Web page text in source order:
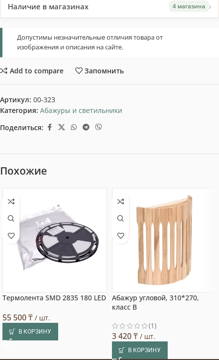
Наличие в магазинах 4 магазина ›
Допустимы незначительные отличия товара от
изображения и описания на сайте.
Add to compare Запомнить
Артикул: 00-323
Категория: Абажуры и светильники
Поделиться:
Похожие
Термолента SMD 2835 180 LED
55 500₸ / шт.
В КОРЗИНУ
Абажур угловой, 310*270,
класс В
(1)
3 420₸ / шт.
В КОРЗИНУ